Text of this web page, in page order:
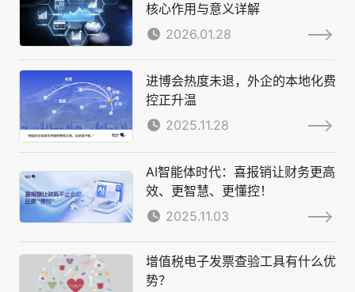
核心作用与意义详解
2026.01.28
进博会热度未退，外企的本地化费
控正升温
2025.11.28
AI智能体时代：喜报销让财务更高
效、更智慧、更懂控！
2025.11.03
增值税电子发票查验工具有什么优
势？